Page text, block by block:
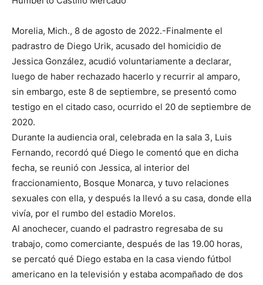
Morelia, Mich., 8 de agosto de 2022.-Finalmente el
padrastro de Diego Urik, acusado del homicidio de
Jessica González, acudió voluntariamente a declarar,
luego de haber rechazado hacerlo y recurrir al amparo,
sin embargo, este 8 de septiembre, se presentó como
testigo en el citado caso, ocurrido el 20 de septiembre de
2020.
Durante la audiencia oral, celebrada en la sala 3, Luis
Fernando, recordó qué Diego le comentó que en dicha
fecha, se reunió con Jessica, al interior del
fraccionamiento, Bosque Monarca, y tuvo relaciones
sexuales con ella, y después la llevó a su casa, donde ella
vivía, por el rumbo del estadio Morelos.
Al anochecer, cuando el padrastro regresaba de su
trabajo, como comerciante, después de las 19.00 horas,
se percató qué Diego estaba en la casa viendo fútbol
americano en la televisión y estaba acompañado de dos